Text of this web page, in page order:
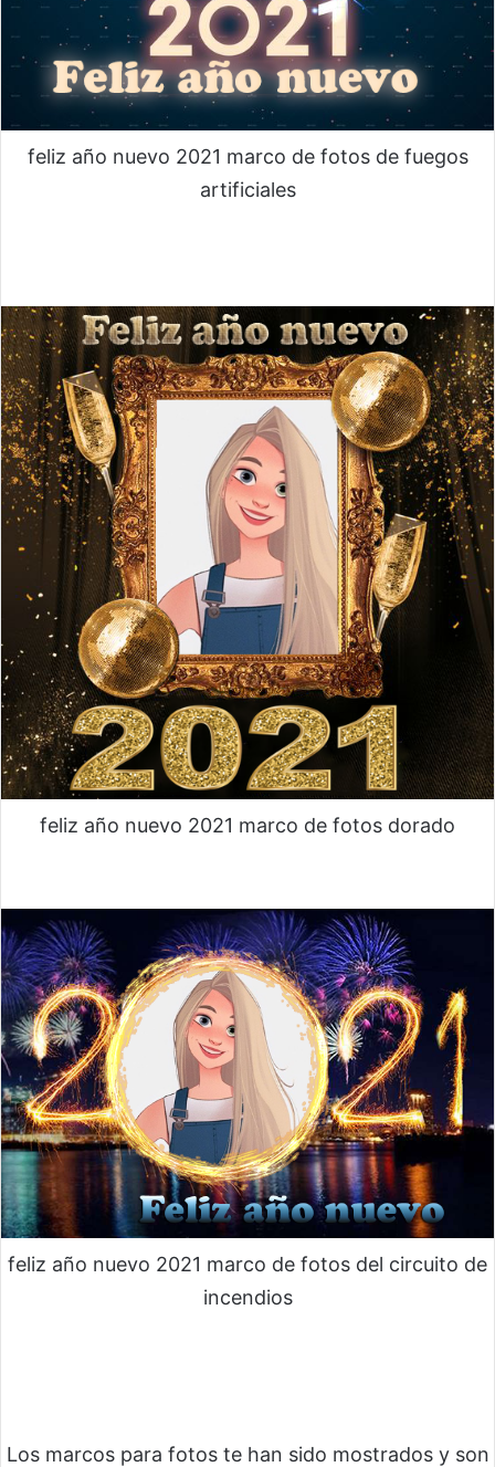
feliz año nuevo 2021 marco de fotos de fuegos
artificiales
feliz año nuevo 2021 marco de fotos dorado
feliz año nuevo 2021 marco de fotos del circuito de
incendios
Los marcos para fotos te han sido mostrados y son